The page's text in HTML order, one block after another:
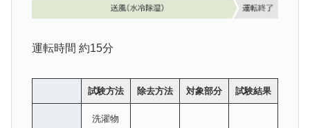
運転時間 約15分
試験方法 除去方法 対象部分 試験結果
洗濯物